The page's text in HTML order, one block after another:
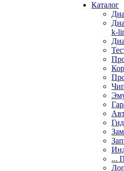
Каталог
k-
...